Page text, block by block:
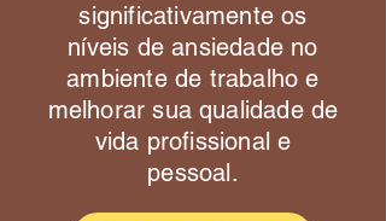
significativamente os
níveis de ansiedade no
ambiente de trabalho e
melhorar sua qualidade de
vida profissional e
pessoal.